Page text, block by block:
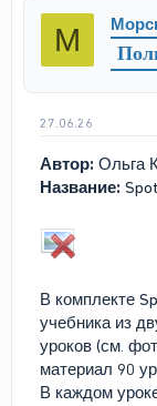
р
е
ы
М
27.06.26
Автор: Ольга
Название:
В комплекте
учебника из
уроков (см.
материал 90
В каждом